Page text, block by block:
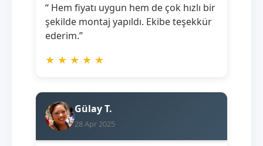
“ Hem fiyatı uygun hem de çok hızlı bir
şekilde montaj yapıldı. Ekibe teşekkür
ederim.”
★ ★ ★ ★ ★
Gülay T.
28 Apr 2025